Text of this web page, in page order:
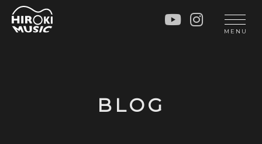
MENU
HOME
LIVE
WORKSHOP
BLOG